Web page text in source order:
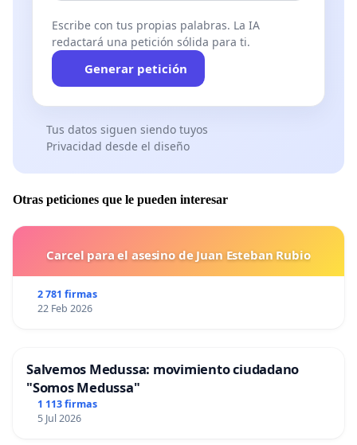
Escribe con tus propias palabras. La IA
redactará una petición sólida para ti.
Generar petición
Tus datos siguen siendo tuyos
Privacidad desde el diseño
Otras peticiones que le pueden interesar
Carcel para el asesino de Juan Esteban Rubio
2 781 firmas
22 Feb 2026
Salvemos Medussa: movimiento ciudadano
"Somos Medussa"
1 113 firmas
5 Jul 2026